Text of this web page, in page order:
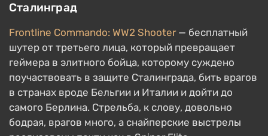
Сталинград
Frontline Commando: WW2 Shooter— бесплатный
шутер от третьего лица, который превращает
геймера в элитного бойца, которому суждено
поучаствовать в защите Сталинграда, бить врагов
в странах вроде Бельгии и Италии и дойти до
самого Берлина. Стрельба, к слову, довольно
бодрая, врагов много, а снайперские выстрелы